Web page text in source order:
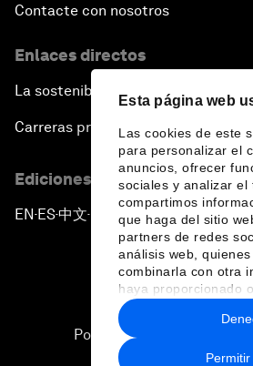
Esta página web
Las cookies de este
para personalizar el
anuncios, ofrecer
sociales y analizar el
compartimos
que haga del sitio
partners de redes
análisis web,
combinarla con otra
haya proporcionado
recopilado a partir
hecho de sus
Contacte con nosotros
Enlaces directos
La sostenibilidad en el Foro
Carreras profesionales
Ediciones en otros idiomas
EN ▪ES▪中文▪ 日本語
Política de privacidad y